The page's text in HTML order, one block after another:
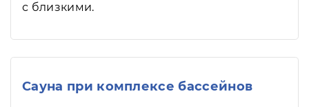
с близкими.
Сауна при комплексе бассейнов